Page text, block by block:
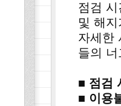
점검
및 해
자세한
들의
■ 점검
■ 이용